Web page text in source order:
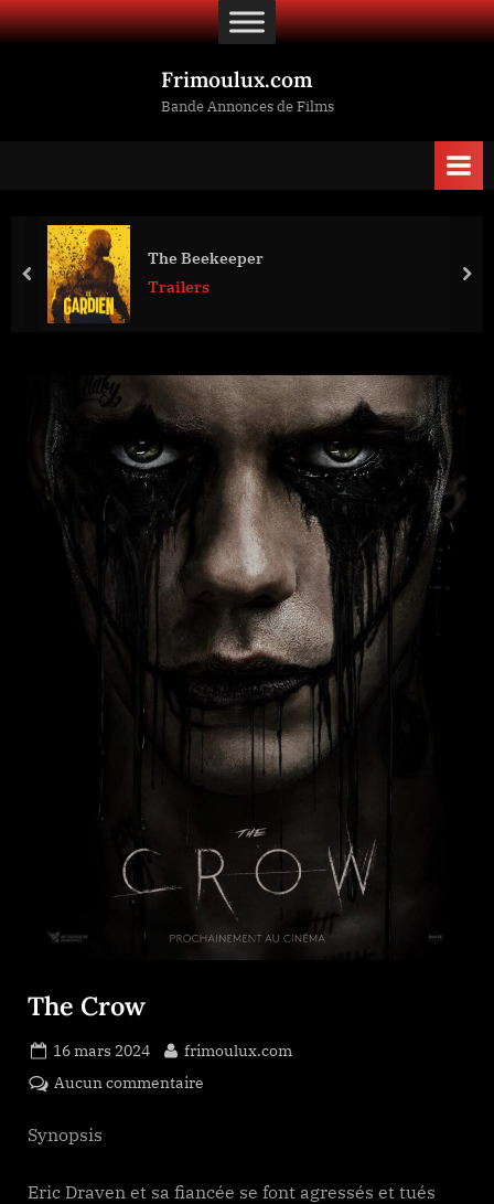
Skip
to
Frimoulux.com
Bande Annonces de Films
The Beekeeper
Trailers
prev
The Crow
Posted
on
16 mars 2024 By
frimoulux.com
Aucun commentaire
Synopsis
Eric Draven et sa fiancée se font agressés et tués